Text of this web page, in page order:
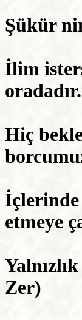
Şükür
İlim
Hiç
İçlerinde
etmeye
Zer)